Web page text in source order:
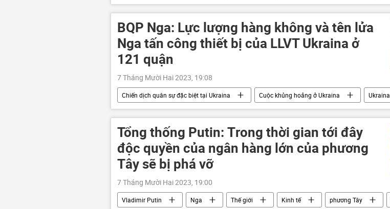
GDP
tăng trưởng kinh tế BRICS
BQP Nga: Lực lượng hàng không và tên lửa
Nga tấn công thiết bị của LLVT Ukraina ở
121 quận
7 Tháng Mười Hai 2023, 19:08
Chiến dịch quân sự đặc biệt tại Ukraina Cuộc khủng hoảng ở Ukraina
Ukraina
xung đột quân sự
Quân sự
LNR
Sáp nhập DNR, LNR, Zaporozhye và Kherson vào Nga
DNR
Tổng thống Putin: Тrong thời gian tới đây
độc quyền của ngân hàng lớn của phương
Тây sẽ bị phá vỡ
7 Tháng Mười Hai 2023, 19:00
Vladimir Putin Nga Thế giới Kinh tế phương Tây